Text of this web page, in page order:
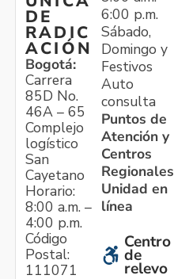
DE
RADIC
ACIÓN
Bogotá:
Carrera
85D No.
46A – 65
Complejo
logístico
San
Cayetano
Horario:
8:00 a.m. –
4:00 p.m.
Código
Postal:
111071
6:00 p.m.
Sábado,
Domingo y
Festivos
Auto
consulta
Puntos de
Atención y
Centros
Regionales
Unidad en
línea
Centro
de
relevo